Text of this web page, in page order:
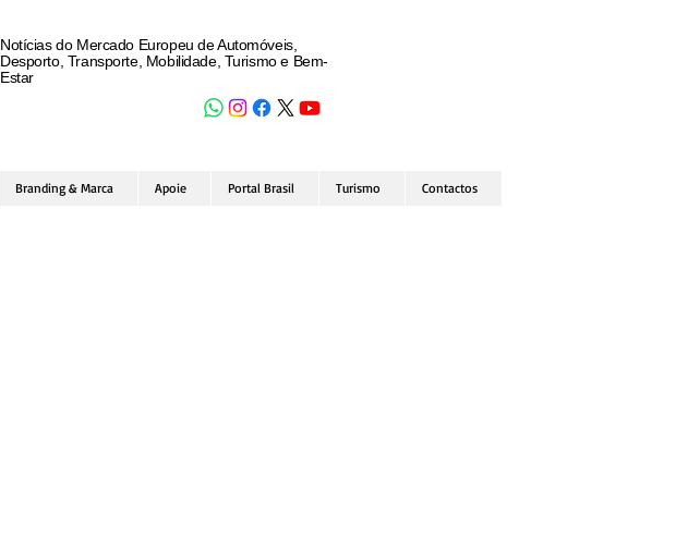
Notícias do Mercado Europeu de Automóveis,
Desporto, Transporte, Mobilidade, Turismo e Bem-
Estar
Branding & Marca Apoie Portal Brasil Turismo Contactos